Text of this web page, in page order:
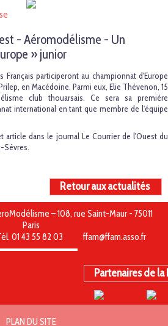
- Aéromodélisme - Un
» junior
participeront au championnat d'Europe
en Macédoine. Parmi eux, Elie Thévenon, 15
club thouarsais. Ce sera sa première
international en tant que membre de l'équipe
article dans le journal Le Courrier de l'Ouest du
Retour aux actualités
– 108, rue Saint-Maur - 75011
Paris
01 43 55 82 03 ffam@ffam.asso.fr
Partenaires de la
PLAN DU SITE